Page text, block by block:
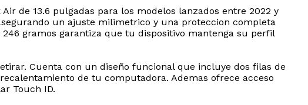
de 13.6 pulgadas para los modelos lanzados entre 2022 y
un ajuste milimetrico y una proteccion completa
gramos garantiza que tu dispositivo mantenga su perfil
Cuenta con un diseño funcional que incluye dos filas de
de tu computadora. Ademas ofrece acceso
Touch ID.